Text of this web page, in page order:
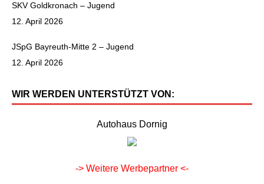
SKV Goldkronach – Jugend
12. April 2026
JSpG Bayreuth-Mitte 2 – Jugend
12. April 2026
WIR WERDEN UNTERSTÜTZT VON:
Autohaus Dornig
-> Weitere Werbepartner <-